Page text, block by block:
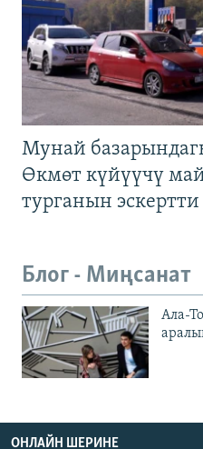
Мунай
Өкмөт күйүүчү
турганын эскертти
Блог - Миңсанат
Ала-
ОНЛАЙН ШЕРИНЕ